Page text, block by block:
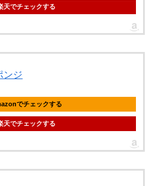
天でチェックする
ンジ
でチェックする
天でチェックする